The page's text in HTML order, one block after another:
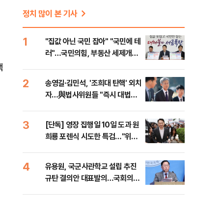
정치 많이 본 기사
1
"집값 아닌 국민 잡아" "국민에 테
러"…국민의힘, 부동산 세제개편
2
송영길·김민석, '조희대 탄핵' 외치
자…與법사위원들 "즉시 대법관
3
[단독] 영장 집행일 10일 도과 원
희룡 포렌식 시도한 특검…"위법
4
유용원, 국군사관학교 설립 추진
규탄 결의안 대표발의…국회의원